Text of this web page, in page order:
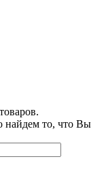
найдем то, что Вы